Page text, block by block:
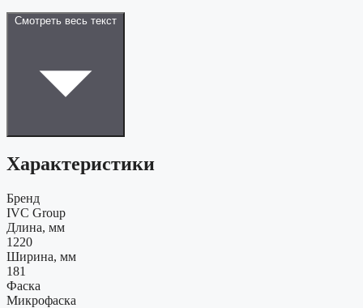
Смотреть весь текст
Характеристики
Бренд
IVC Group
Длина, мм
1220
Ширина, мм
181
Фаска
Микрофаска